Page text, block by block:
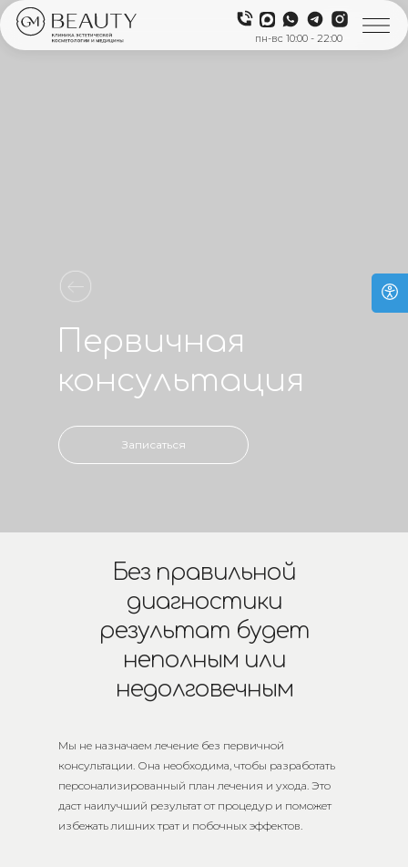
пн-вс 10:00 - 22:00
Первичная
консультация
Записаться
Без правильной
диагностики
результат будет
неполным или
недолговечным
Мы не назначаем лечение без первичной
консультации. Она необходима, чтобы разработать
персонализированный план лечения и ухода. Это
даст наилучший результат от процедур и поможет
избежать лишних трат и побочных эффектов.